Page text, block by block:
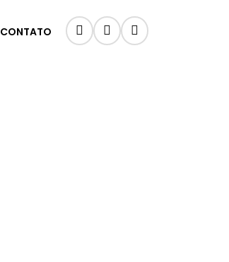
CONTATO